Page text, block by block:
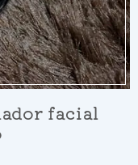
facial